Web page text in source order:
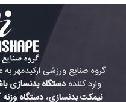
گروه صنایع ورزشی ارکیدمهر به
وارد کنندهدستگاه بدنسازی
نیمکت بدنسازی، دستگاه وزنه